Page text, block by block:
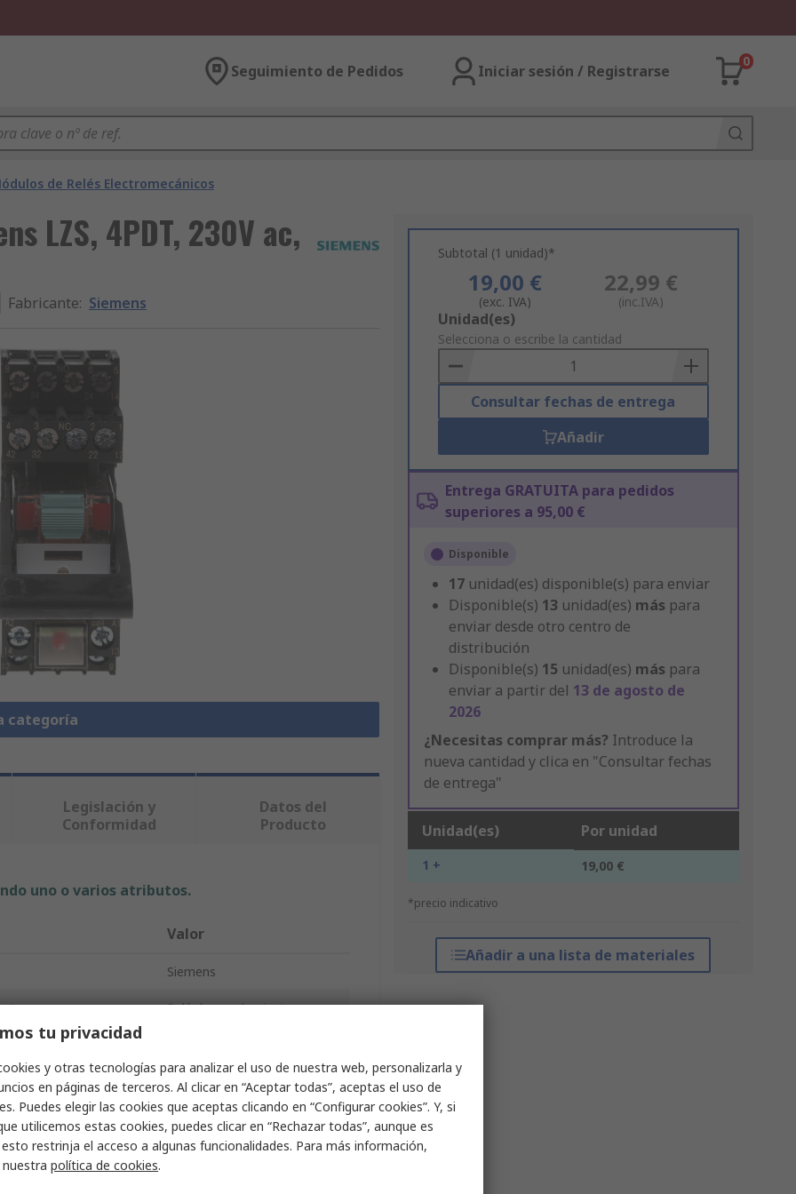
Seguimiento de Pedidos Iniciar sesión / Registrarse
0
de Relés Electromecánicos
LZS, 4PDT, 230V ac,
Fabricante: Siemens
categoría
Subtotal (1 unidad)*
19,00 €
(exc. IVA)
22,99 €
(inc.IVA)
Add
to
Basket
Unidad(es)
Selecciona o escribe la cantidad
Consultar fechas de entrega
Añadir
Entrega GRATUITA para pedidos
superiores a 95,00 €
Disponible
17 unidad(es) disponible(s) para enviar
Disponible(s) 13 unidad(es) más para
enviar desde otro centro de
distribución
Disponible(s) 15 unidad(es) más para
enviar a partir del 13 de agosto de
2026
¿Necesitas comprar más? Introduce la
nueva cantidad y clica en "Consultar fechas
de entrega"
Unidad(es) Por unidad
1 + 19,00 €
*precio indicativo
Añadir a una lista de materiales
Legislación y
Conformidad
Datos del
Producto
uno o varios atributos.
Valor
Siemens
Relé de acoplamiento
de contactos 4PDT
Montaje enchufable
LZS
tu privacidad
y otras tecnologías para analizar el uso de nuestra web, personalizarla y
en páginas de terceros. Al clicar en “Aceptar todas”, aceptas el uso de
Puedes elegir las cookies que aceptas clicando en “Configurar cookies”. Y, si
utilicemos estas cookies, puedes clicar en “Rechazar todas”, aunque es
restrinja el acceso a algunas funcionalidades. Para más información,
política de cookies.